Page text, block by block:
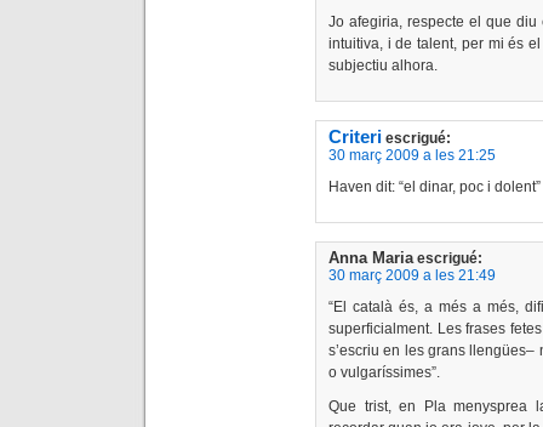
Jo afegiria, respecte el que
intuitiva, i de talent, per mi és
subjectiu alhora.
Criteri escrigué:
30 març 2009 a les 21:25
Haven dit: “el dinar, poc i
Anna Maria escrigué:
30 març 2009 a les 21:49
“El català és, a més a més,
superficialment. Les frases
s’escriu en les grans
o vulgaríssimes”.
Que trist, en Pla menysprea